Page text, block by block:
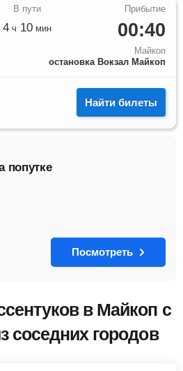
00:40
Майкоп
остановка Вокзал Майкоп
4 ч 10 мин
Найти билеты
попутке
Посмотреть
в Майкоп с
соседних городов